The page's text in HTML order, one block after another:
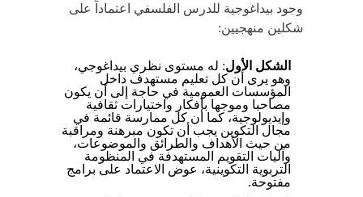
وجود بيداغوجية للدرس الفلسفي اعتماداً على
شكلين منهجيين:
الشكل الأول: له مستوى نظري بيداغوجي،
وهو يرى أن كل تعليم مستهدف داخل
المؤسسات العمومية في حاجة إلى أن يكون
مصاحبا وموجها بأفكار واختيارات ثقافية
وإيديولوجية، كما أن كل ممارسة قائمة في
مجال التكوين يجب أن تكون مبرهنة ومراقبة
من حيث الأهداف والطرائق والموضوعات،
وآليات التقويم المستهدفة في المنظومة
التربوية التكوينية، عوض الاعتماد على برامج
مفتوحة.